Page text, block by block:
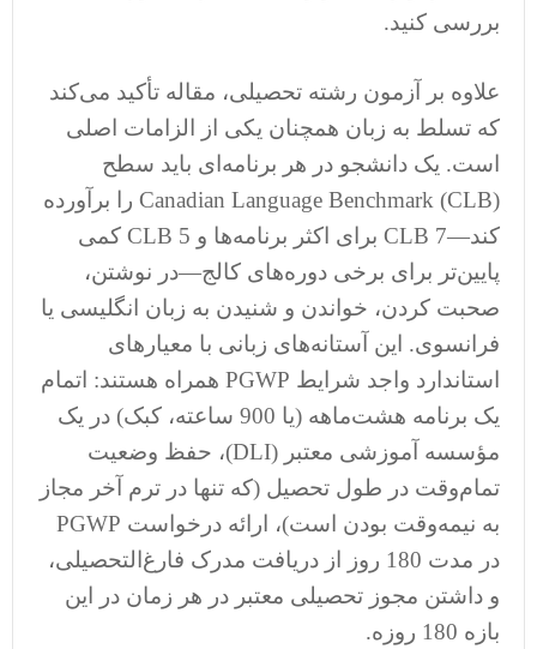
بررسی کنید.
علاوه بر آزمون رشته تحصیلی، مقاله تأکید می‌کند
که تسلط به زبان همچنان یکی از الزامات اصلی
است. یک دانشجو در هر برنامه‌ای باید سطح
Canadian Language Benchmark (CLB) را برآورده
کند—CLB 7 برای اکثر برنامه‌ها و CLB 5 کمی
پایین‌تر برای برخی دوره‌های کالج—در نوشتن،
صحبت کردن، خواندن و شنیدن به زبان انگلیسی یا
فرانسوی. این آستانه‌های زبانی با معیارهای
استاندارد واجد شرایط PGWP همراه هستند: اتمام
یک برنامه هشت‌ماهه (یا 900 ساعته، کبک) در یک
مؤسسه آموزشی معتبر (DLI)، حفظ وضعیت
تمام‌وقت در طول تحصیل (که تنها در ترم آخر مجاز
به نیمه‌وقت بودن است)، ارائه درخواست PGWP
در مدت 180 روز از دریافت مدرک فارغ‌التحصیلی،
و داشتن مجوز تحصیلی معتبر در هر زمان در این
بازه 180 روزه.